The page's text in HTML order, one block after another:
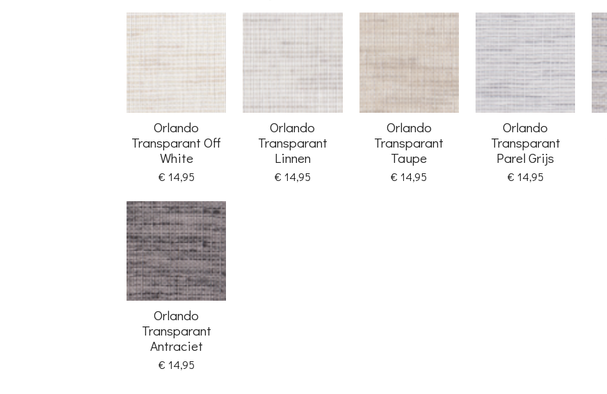
Orlando
Transparant Off
White
€ 14,95
Orlando
Transparant
Linnen
€ 14,95
Orlando
Transparant
Taupe
€ 14,95
Orlando
Transparant
Parel Grijs
€ 14,95
Orlando
Transparant
Antraciet
€ 14,95